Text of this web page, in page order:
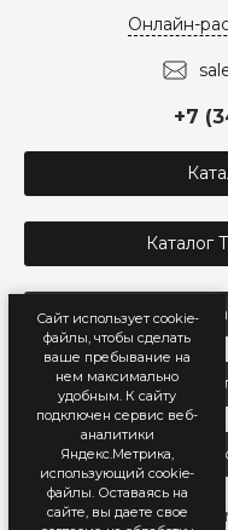
Сайт использует cookie-
файлы, чтобы сделать
ваше пребывание на
нем максимально
удобным. К cайту
подключен сервис веб-
аналитики
Яндекс.Метрика,
использующий cookie-
файлы. Оставаясь на
сайте, вы даете свое
Онлайн-
+7
г.
Каталог